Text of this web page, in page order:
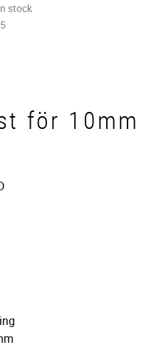
stock
för 10mm